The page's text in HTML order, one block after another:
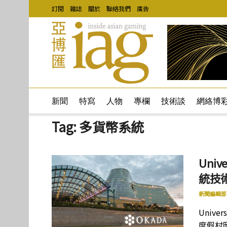
訂閱 雜誌 關於 聯絡我們 廣告
新聞 特寫 人物 專欄 技術談 網絡博
Tag:多貨幣系統
統技
新聞編輯部